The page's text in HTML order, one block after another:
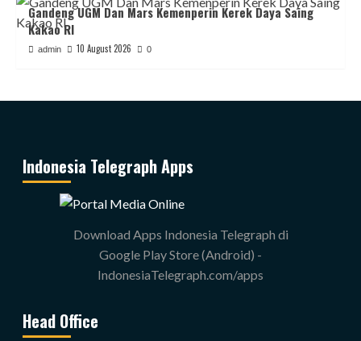
Gandeng UGM Dan Mars Kemenperin Kerek Daya Saing
Kakao RI
admin 10 August 2026 0
Indonesia Telegraph Apps
Download Apps Indonesia Telegraph di
Google Play Store (Android) -
IndonesiaTelegraph.com/apps
Head Office